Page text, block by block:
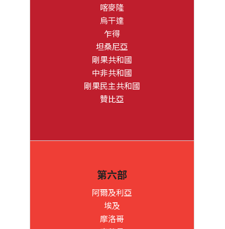
喀麥隆
烏干達
乍得
坦桑尼亞
剛果共和國
中非共和國
剛果民主共和國
贊比亞
第六部
阿爾及利亞
埃及
摩洛哥